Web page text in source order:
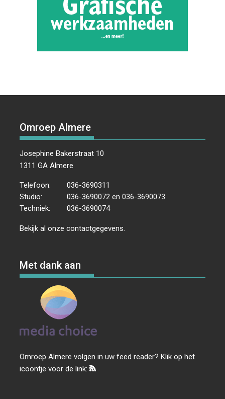
Omroep Almere
Josephine Bakerstraat 10
1311 GA Almere
Telefoon:
036-3690311
Studio:
036-3690072 en 036-3690073
Techniek:
036-3690074
Bekijk al onzecontactgegevens
Met dank aan
Omroep Almere volgen in uw feed reader? Klik op het
icoontje voor de link: